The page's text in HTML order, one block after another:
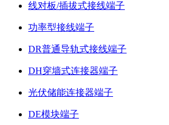
线对板/插拔式接线端子
功率型接线端子
DR普通导轨式接线端子
DH穿墙式连接器端子
光伏储能连接器端子
DE模块端子